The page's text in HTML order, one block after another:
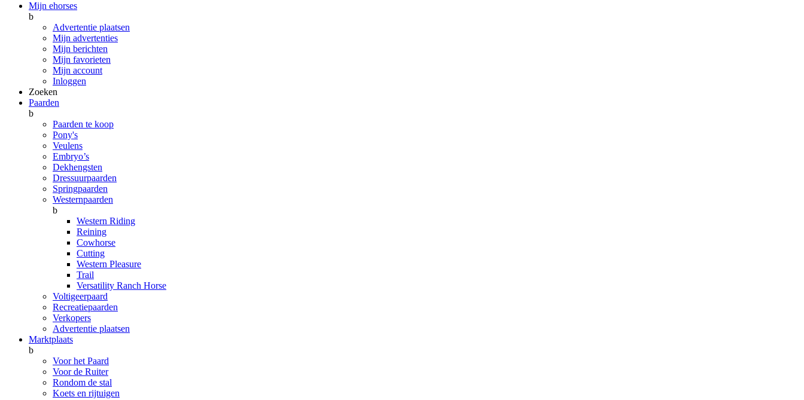
Mijn ehorses
b
Advertentie plaatsen
Mijn advertenties
Mijn berichten
Mijn favorieten
Mijn account
Inloggen
Zoeken
Paarden
b
Paarden te koop
Pony's
Veulens
Embryo’s
Dekhengsten
Dressuurpaarden
Springpaarden
Westernpaarden
b
Western Riding
Reining
Cowhorse
Cutting
Western Pleasure
Trail
Versatility Ranch Horse
Voltigeerpaard
Recreatiepaarden
Verkopers
Advertentie plaatsen
Marktplaats
b
Voor het Paard
Voor de Ruiter
Rondom de stal
Koets en rijtuigen